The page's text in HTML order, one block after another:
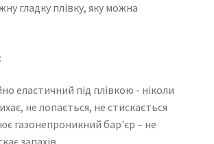
гладку плівку, яку можна
еластичний під плівкою - ніколи
не лопається, не стискається
газонепроникний бар'єр – не